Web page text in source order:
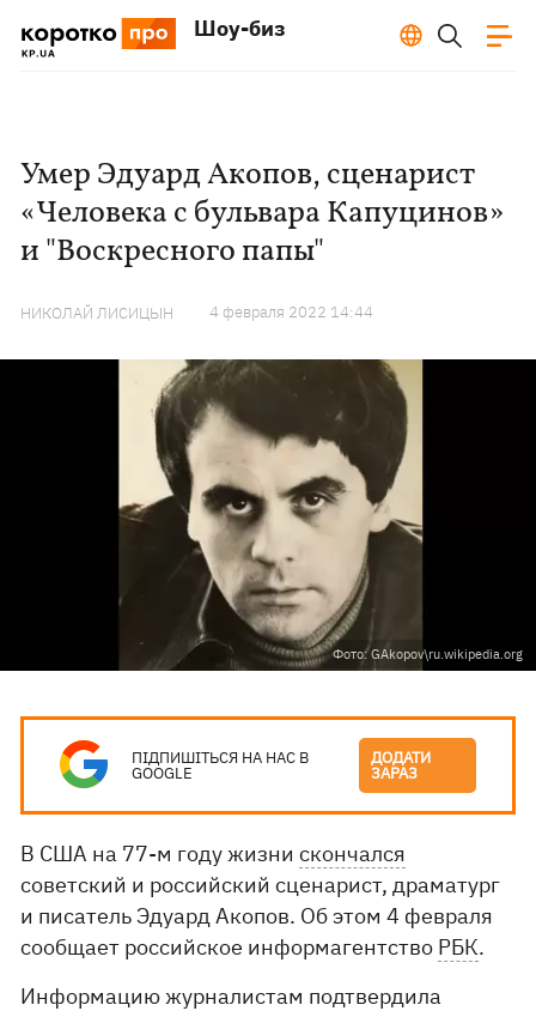
Шоу-биз
Умер Эдуард Акопов, сценарист
«Человека с бульвара Капуцинов»
и "Воскресного папы"
НИКОЛАЙ ЛИСИЦЫН 4 февраля 2022 14:44
Фото: GAkopov\ru.wikipedia.org
ПІДПИШІТЬСЯ НА НАС В
GOOGLE
ДОДАТИ
ЗАРАЗ
В США на 77-м году жизнискончался
советский и российский сценарист, драматург
и писатель Эдуард Акопов. Об этом 4 февраля
сообщает российское информагентство РБК.
Информацию журналистам подтвердила